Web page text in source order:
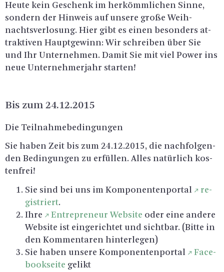
Heute kein Ge­schenk im her­kömm­li­chen Sinne,
son­dern der Hin­weis auf un­se­re große Weih­
nachts­ver­lo­sung. Hier gibt es einen be­son­ders at­
trak­ti­ven Haupt­ge­winn: Wir schrei­ben über Sie
und Ihr Un­ter­neh­men. Damit Sie mit viel Power ins
neue Un­ter­neh­mer­jahr star­ten!
Bis zum 24.12.2015
Die Teil­nah­me­be­din­gun­gen
Sie haben Zeit bis zum 24.12.2015, die nach­fol­gen­
den Be­din­gun­gen zu er­fül­len. Alles na­tür­lich kos­
ten­frei!
Sie sind bei uns im Kom­po­nen­ten­por­tal
re­
gis­triert.
Ihre
En­tre­pre­neur Web­site oder eine an­de­re
Web­site ist ein­ge­rich­tet und sicht­bar. (Bitte in
den Kom­men­ta­ren hin­ter­le­gen)
Sie haben un­se­re Kom­po­nen­ten­por­tal
Face­
book­sei­te ge­likt